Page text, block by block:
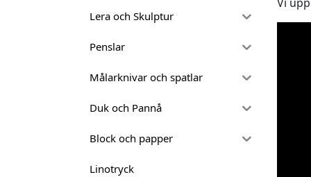
Lera och Skulptur
Penslar
Målarknivar och spatlar
Duk och Pannå
Block och papper
Linotryck